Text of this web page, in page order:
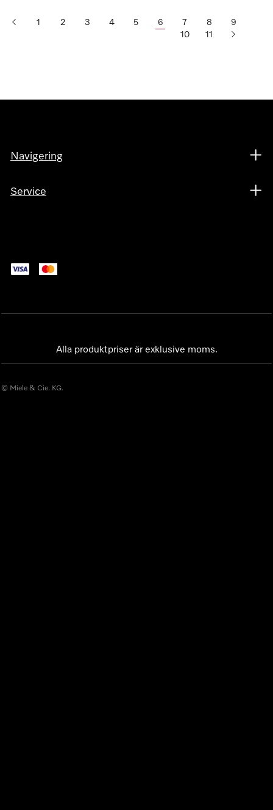
1 2 3 4 5 6 7 8
9
10
11
Navigering
Service
Alla produktpriser är exklusive moms.
© Miele & Cie. KG.